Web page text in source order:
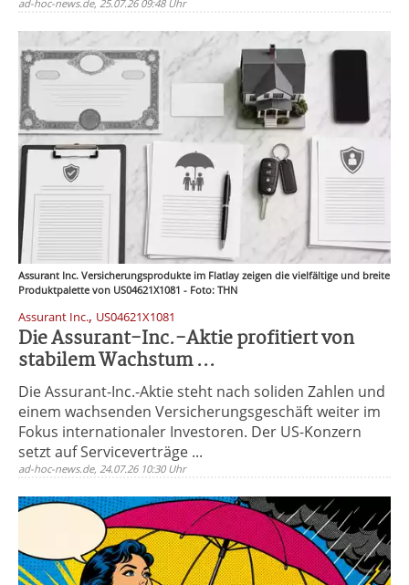
ad-hoc-news.de, 25.07.26 09:48 Uhr
Assurant Inc. Versicherungsprodukte im Flatlay zeigen die vielfältige und breite
Produktpalette von US04621X1081 - Foto: THN
Assurant Inc., US04621X1081
Die Assurant-Inc.-Aktie profitiert von
stabilem Wachstum ...
Die Assurant-Inc.-Aktie steht nach soliden Zahlen und
einem wachsenden Versicherungsgeschäft weiter im
Fokus internationaler Investoren. Der US-Konzern
setzt auf Serviceverträge ...
ad-hoc-news.de, 24.07.26 10:30 Uhr